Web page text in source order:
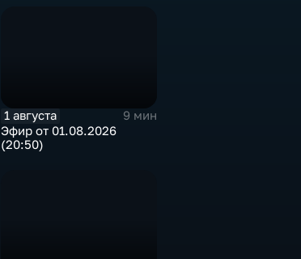
1 августа
9 мин
Эфир от 01.08.2026
(20:50)